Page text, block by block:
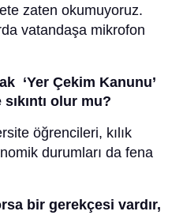
zaten okumuyoruz.
vatandaşa mikrofon
‘Yer Çekim Kanunu’
olur mu?
öğrencileri, kılık
durumları da fena
bir gerekçesi vardır,